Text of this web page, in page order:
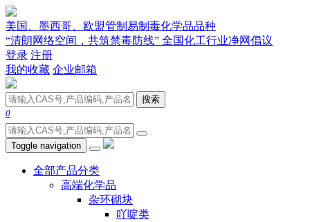
美国、墨西哥、欧盟管制易制毒化学品品种
“清朗网络空间，共筑禁毒防线” 全国化工行业净网倡议
登录 注册
我的收藏 企业邮箱
搜索
0
Toggle navigation
全部产品分类
高端化学品
杂环砌块
吖啶类